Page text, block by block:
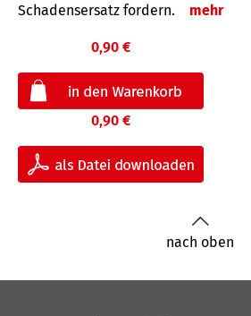
Schadensersatz fordern.
mehr
0,90 €
0,90 €
nach oben